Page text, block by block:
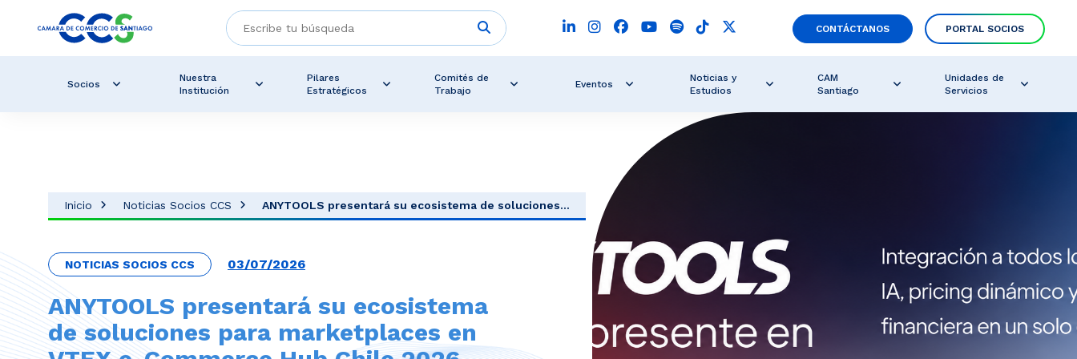
CONTÁCTANOS PORTAL SOCIOS
Socios
Nuestra
Institución
Pilares
Estratégicos
Comités de
Trabajo
Eventos
Noticias y
Estudios
CAM
Santiago
Unidades de
Servicios
Inicio Noticias Socios CCS ANYTOOLS presentará su ecosistema de soluciones...
NOTICIAS SOCIOS CCS 03/07/2026
ANYTOOLS presentará su ecosistema
de soluciones para marketplaces en